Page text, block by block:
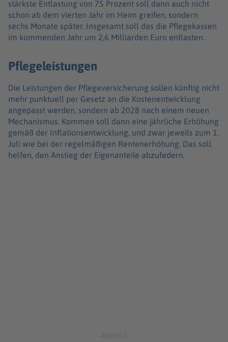
stärkste Entlastung von 75 Prozent soll dann auch nicht
schon ab dem vierten Jahr im Heim greifen, sondern
sechs Monate später. Insgesamt soll das die Pflegekassen
im kommenden Jahr um 2,6 Milliarden Euro entlasten.
Pflegeleistungen
Die Leistungen der Pflegeversicherung sollen künftig nicht
mehr punktuell per Gesetz an die Kostenentwicklung
angepasst werden, sondern ab 2028 nach einem neuen
Mechanismus. Kommen soll dann eine jährliche Erhöhung
gemäß der Inflationsentwicklung, und zwar jeweils zum 1.
Juli wie bei der regelmäßigen Rentenerhöhung. Das soll
helfen, den Anstieg der Eigenanteile abzufedern.